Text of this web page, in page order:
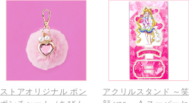
ストアオリジナル ポン
アクリルスタンド ～笑